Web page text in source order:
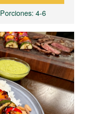
Porciones: 4-6